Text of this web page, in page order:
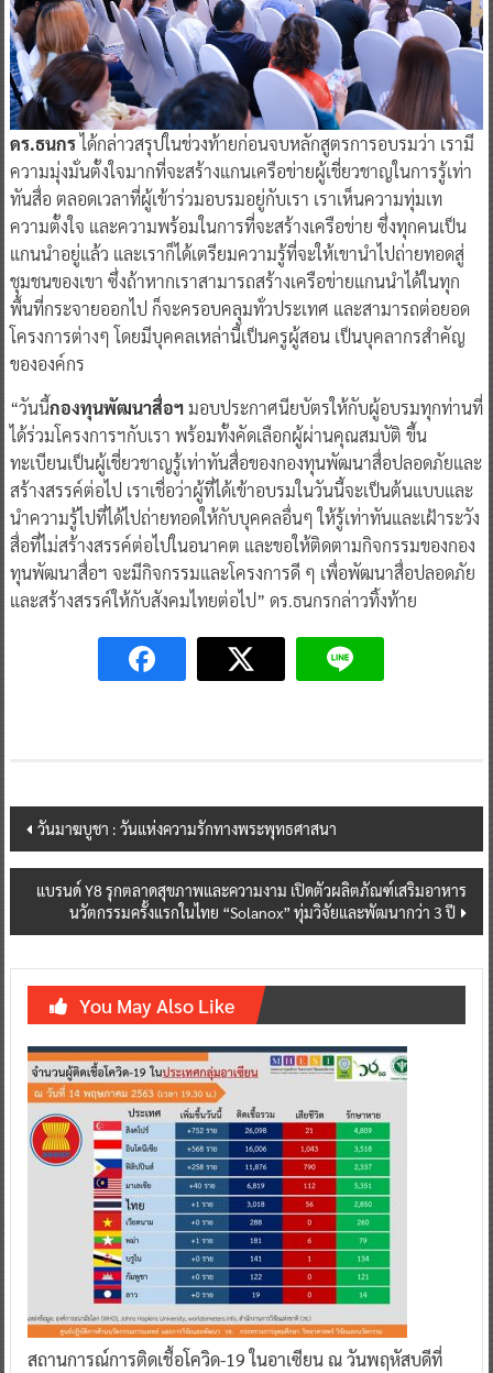
ดร.ธนกรได้กล่าวสรุปในช่วงท้ายก่อนจบหลักสูตรการอบรมว่า เรามี
ความมุ่งมั่นตั้งใจมากที่จะสร้างแกนเครือข่ายผู้เชี่ยวชาญในการรู้เท่า
ทันสื่อ ตลอดเวลาที่ผู้เข้าร่วมอบรมอยู่กับเรา เราเห็นความทุ่มเท
ความตั้งใจ และความพร้อมในการที่จะสร้างเครือข่าย ซึ่งทุกคนเป็น
แกนนำอยู่แล้ว และเราก็ได้เตรียมความรู้ที่จะให้เขานำไปถ่ายทอดสู่
ชุมชนของเขา ซึ่งถ้าหากเราสามารถสร้างเครือข่ายแกนนำได้ในทุก
พื้นที่กระจายออกไป ก็จะครอบคลุมทั่วประเทศ และสามารถต่อยอด
โครงการต่างๆ โดยมีบุคคลเหล่านี้เป็นครูผู้สอน เป็นบุคลากรสำคัญ
ขององค์กร
“วันนี้กองทุนพัฒนาสื่อฯมอบประกาศนียบัตรให้กับผู้อบรมทุกท่านที่
ได้ร่วมโครงการฯกับเรา พร้อมทั้งคัดเลือกผู้ผ่านคุณสมบัติ ขึ้น
ทะเบียนเป็นผู้เชี่ยวชาญรู้เท่าทันสื่อของกองทุนพัฒนาสื่อปลอดภัยและ
สร้างสรรค์ต่อไป เราเชื่อว่าผู้ที่ได้เข้าอบรมในวันนี้จะเป็นต้นแบบและ
นำความรู้ไปที่ได้ไปถ่ายทอดให้กับบุคคลอื่นๆ ให้รู้เท่าทันและเฝ้าระวัง
สื่อที่ไม่สร้างสรรค์ต่อไปในอนาคต และขอให้ติดตามกิจกรรมของกอง
ทุนพัฒนาสื่อฯ จะมีกิจกรรมและโครงการดี ๆ เพื่อพัฒนาสื่อปลอดภัย
และสร้างสรรค์ให้กับสังคมไทยต่อไป” ดร.ธนกรกล่าวทิ้งท้าย
Post
navigation
วันมาฆบูชา : วันแห่งความรักทางพระพุทธศาสนา
แบรนด์ Y8 รุกตลาดสุขภาพและความงาม เปิดตัวผลิตภัณฑ์เสริมอาหาร
นวัตกรรมครั้งแรกในไทย “Solanox” ทุ่มวิจัยและพัฒนากว่า 3 ปี
You May Also Like
สถานการณ์การติดเชื้อโควิด-19 ในอาเซียน ณ วันพฤหัสบดีที่